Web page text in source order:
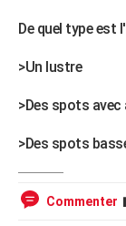
De quel type est
>Un lustre
>Des spots
>Des spots
Commenter